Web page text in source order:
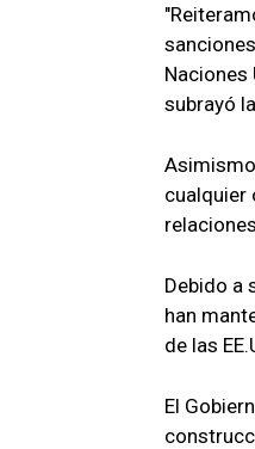
Naciones
subrayó
cualquier
Debido a
han
de las
El